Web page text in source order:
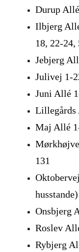
Durup
Ilbjerg
18, 22-24,
Jebjerg
Julivej 1-
Juni Allé
Lillegårds
Maj Allé
131
husstande)
Onsbjerg
Roslev
Rybjerg